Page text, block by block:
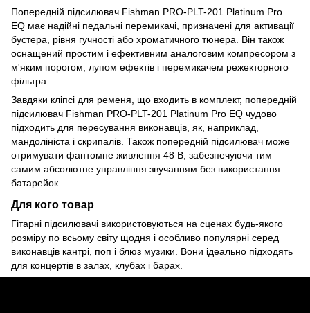
Попередній підсилювач Fishman PRO-PLT-201 Platinum Pro
EQ має надійні педальні перемикачі, призначені для активації
бустера, рівня гучності або хроматичного тюнера. Він також
оснащений простим і ефективним аналоговим компресором з
м'яким порогом, лупом ефектів і перемикачем режекторного
фільтра.
Завдяки кліпсі для ременя, що входить в комплект, попередній
підсилювач Fishman PRO-PLT-201 Platinum Pro EQ чудово
підходить для пересування виконавців, як, наприклад,
мандолініста і скрипалів. Також попередній підсилювач може
отримувати фантомне живлення 48 В, забезпечуючи тим
самим абсолютне управління звучанням без використання
батарейок.
Для кого товар
Гітарні підсилювачі використовуються на сценах будь-якого
розміру по всьому світу щодня і особливо популярні серед
виконавців кантрі, поп і блюз музики. Вони ідеально підходять
для концертів в залах, клубах і барах.